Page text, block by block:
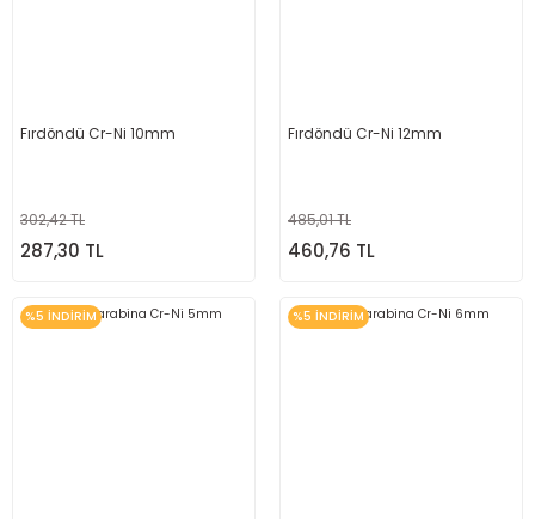
Fırdöndü Cr-Ni 10mm
302,42 TL
287,30 TL
Fırdöndü Cr-Ni 12mm
485,01 TL
460,76 TL
%5 İNDİRİM %5 İNDİRİM